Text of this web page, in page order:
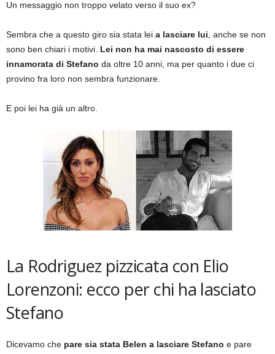
Un messaggio non troppo velato verso il suo ex?
Sembra che a questo giro sia stata lei a lasciare lui , anche se non
sono ben chiari i motivi. Lei non ha mai nascosto di essere
innamorata di Stefano da oltre 10 anni, ma per quanto i due ci
provino fra loro non sembra funzionare.
E poi lei ha già un altro.
La Rodriguez pizzicata con Elio
Lorenzoni: ecco per chi ha lasciato
Stefano
Dicevamo che pare sia stata Belen a lasciare Stefano e pare